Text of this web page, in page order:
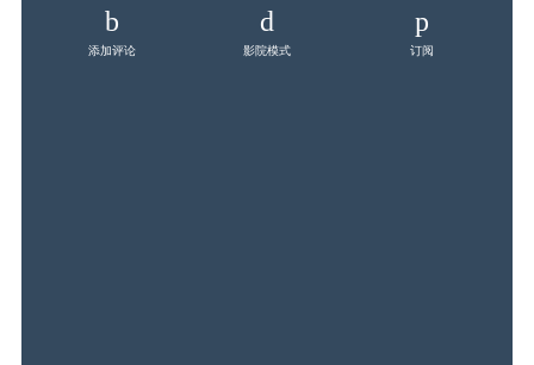
添加评论 影院模式 订阅